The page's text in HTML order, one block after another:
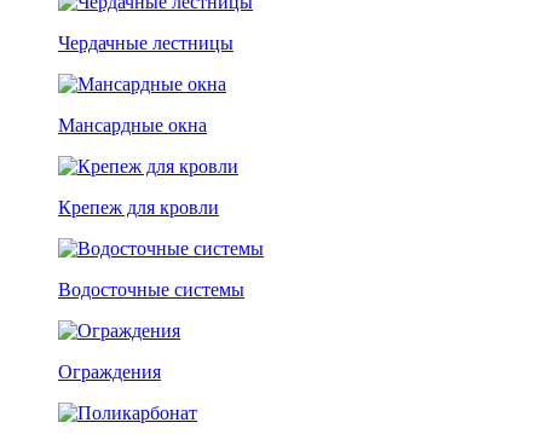
Чердачные лестницы
Мансардные окна
Крепеж для кровли
Водосточные системы
Ограждения